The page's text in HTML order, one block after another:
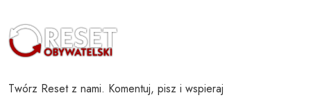
Twórz Reset z nami. Komentuj, pisz i wspieraj